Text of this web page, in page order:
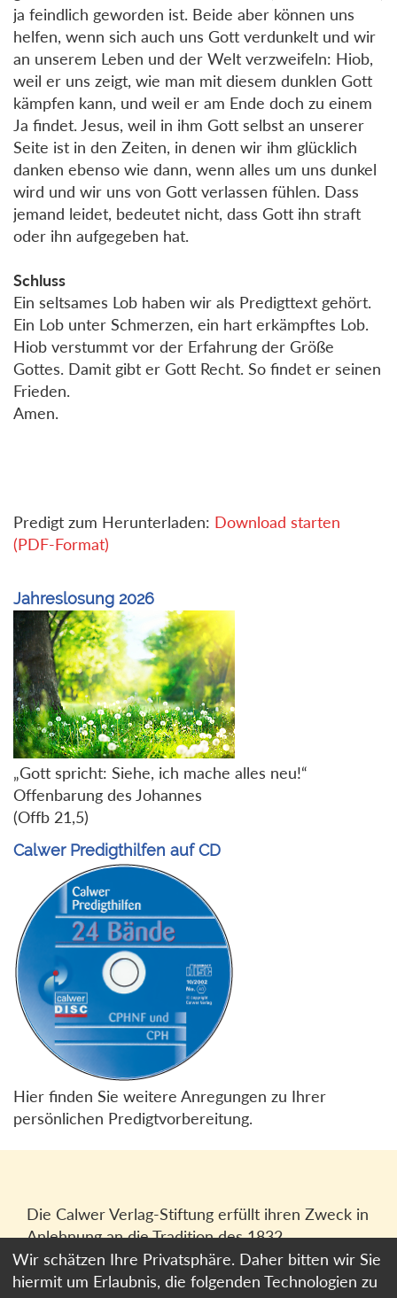
ja feindlich geworden ist. Beide aber können uns
helfen, wenn sich auch uns Gott verdunkelt und wir
an unserem Leben und der Welt verzweifeln: Hiob,
weil er uns zeigt, wie man mit diesem dunklen Gott
kämpfen kann, und weil er am Ende doch zu einem
Ja findet. Jesus, weil in ihm Gott selbst an unserer
Seite ist in den Zeiten, in denen wir ihm glücklich
danken ebenso wie dann, wenn alles um uns dunkel
wird und wir uns von Gott verlassen fühlen. Dass
jemand leidet, bedeutet nicht, dass Gott ihn straft
oder ihn aufgegeben hat.
Schluss
Ein seltsames Lob haben wir als Predigttext gehört.
Ein Lob unter Schmerzen, ein hart erkämpftes Lob.
Hiob verstummt vor der Erfahrung der Größe
Gottes. Damit gibt er Gott Recht. So findet er seinen
Frieden.
Amen.
Predigt zum Herunterladen: Download starten
(PDF-Format)
Jahreslosung 2026
„Gott spricht: Siehe, ich mache alles neu!“
Offenbarung des Johannes
(Offb 21,5)
Calwer Predigthilfen auf CD
Hier finden Sie weitere Anregungen zu Ihrer
persönlichen Predigtvorbereitung.
Die Calwer Verlag-Stiftung erfüllt ihren Zweck in
Anlehnung an die Tradition des 1832
gegründeten Calwer Verlagsvereins, der
heutigen Calwer Verlag Bücher und Medien
Wir schätzen Ihre Privatsphäre. Daher bitten wir Sie
hiermit um Erlaubnis, die folgenden Technologien zu